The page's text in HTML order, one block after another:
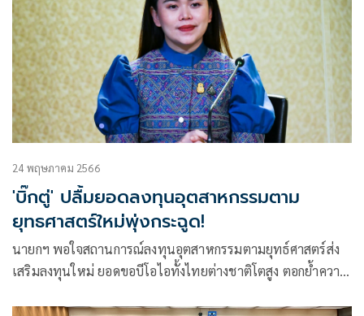
24 พฤษภาคม 2566
'บิ๊กตู่' ปลื้มยอดลงทุนอุตสาหกรรมตาม
ยุทธศาสตร์ใหม่พุ่งกระฉูด!
นายกฯ พอใจสถานการณ์ลงทุนอุตสาหกรรมตามยุทธ์ศาสตร์ส่ง
เสริมลงทุนใหม่ ยอดขอบีโอไอทั้งไทยต่างชาติโตสูง ตอกย้ำความ